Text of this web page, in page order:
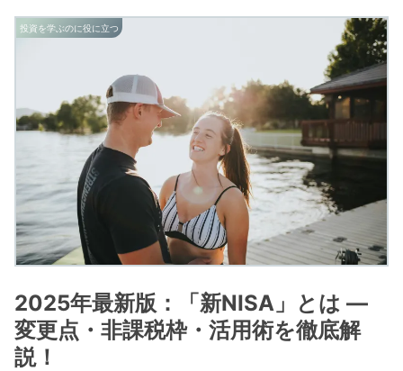
投資を学ぶのに役に立つ
2025年最新版：「新NISA」とは —
変更点・非課税枠・活用術を徹底解
説！